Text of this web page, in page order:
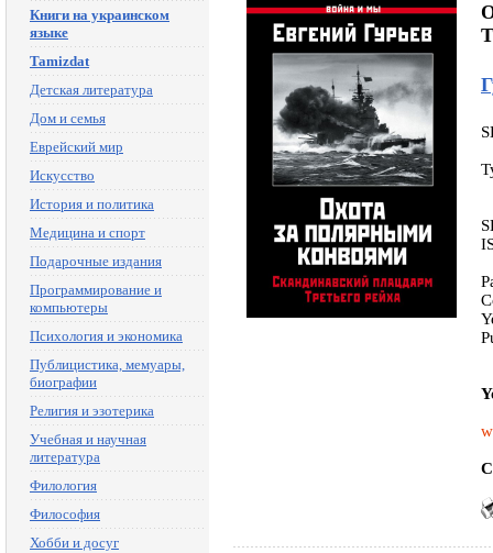
Книги на украинском
языке
Tamizdat
Детская литература
Дом и семья
Еврейский мир
Искусство
История и политика
Медицина и спорт
Подарочные издания
Программирование и
компьютеры
Психология и экономика
Публицистика, мемуары,
биографии
Религия и эзотерика
Учебная и научная
литература
Филология
Философия
Хобби и досуг